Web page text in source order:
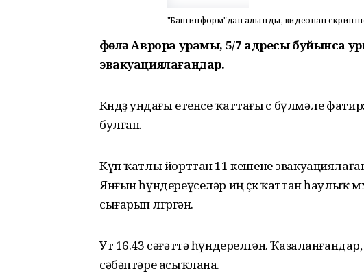
"Башинформ"дан алынды, видеонан
Өфөлә Аврора урамы, 5/7 адресы буйынса
эвакуациялағандар.
Көндөҙ ундағы етенсе ҡаттағы өс бүлмәле
булған.
Күп ҡатлы йорттан 11 кешене
Янғын һүндереүселәр иң өҫкө ҡаттан һаулыҡ
сығарып өлгөргән.
Ут 16.43 сәғәттә һүндерелгән.
сәбәптәре асыҡлана.